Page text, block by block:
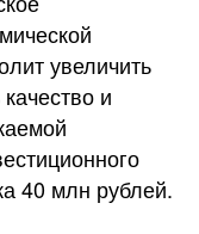
увеличить
и
40 млн рублей.